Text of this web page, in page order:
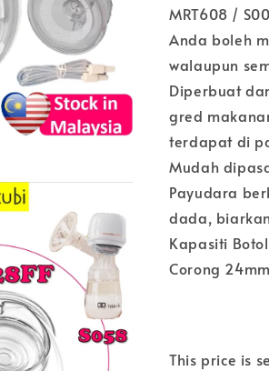
MRT608 /
Anda boleh
walaupun
Diperbuat
gred
terdapat di
Mudah
Payudara
dada,
Kapasiti
Corong 24mm
This price is